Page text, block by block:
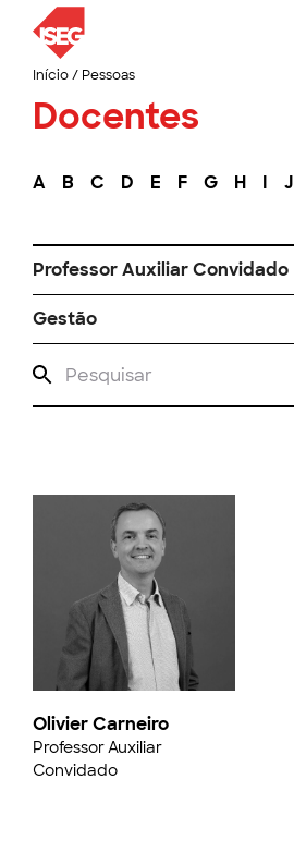
Início/ Pessoas
Docentes
A B C D E F G H I J
Professor Auxiliar Convidado
Gestão
Olivier Carneiro
Professor Auxiliar
Convidado